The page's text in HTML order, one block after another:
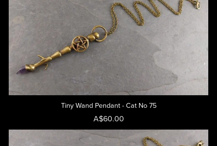
Tiny Wand Pendant - Cat No 75
A$60.00